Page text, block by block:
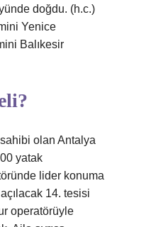
doğdu. (h.c.)
Yenice
Balıkesir
olan Antalya
yatak
lider konuma
14. tesisi
operatörüyle